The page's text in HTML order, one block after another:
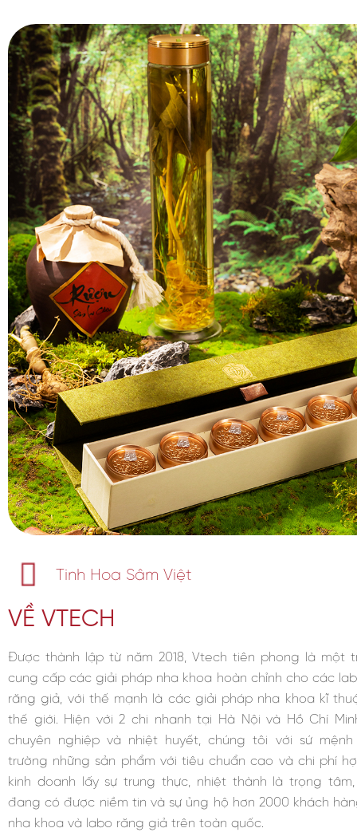
Tinh Hoa Sâm Việt
VỀ VTECH
Được thành lập từ năm 2018, Vtech tiên phong là một
cung cấp các giải pháp nha khoa hoàn chỉnh cho các
răng giả, với thế mạnh là các giải pháp nha khoa kĩ
thế giới. Hiện với 2 chi nhanh tại Hà Nội và Hồ Chí
chuyên nghiệp và nhiệt huyết, chúng tôi với sứ
trường những sản phẩm với tiêu chuẩn cao và chi phí
kinh doanh lấy sự trung thực, nhiệt thành là trọng
đang có được niềm tin và sự ủng hộ hơn 2000 khách
nha khoa và labo răng giả trên toàn quốc.